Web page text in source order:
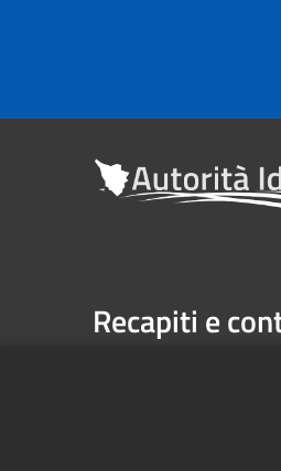
Recapiti e
Casella Postale n.